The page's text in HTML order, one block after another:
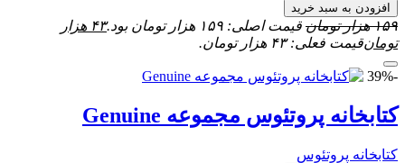
افزودن به سبد خرید
۱۵۹ هزار تومان قیمت اصلی: ۱۵۹ هزار تومان بود. ۴۳ هزار
تومانقیمت فعلی: ۴۳ هزار تومان.
-39%
کتابخانه پروتئوس مجموعه Genuine
کتابخانه پروتئوس